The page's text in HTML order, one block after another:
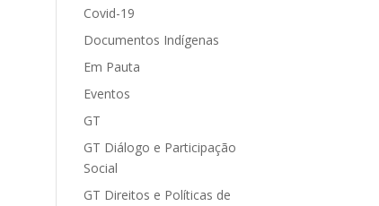
Covid-19
Documentos Indígenas
Em Pauta
Eventos
GT
GT Diálogo e Participação
Social
GT Direitos e Políticas de